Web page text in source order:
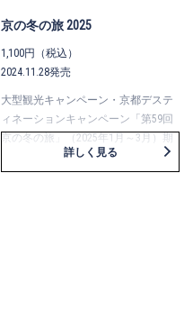
村宗哲さん、陶芸家・諏訪蘇山さん
画として京都出身の俳優・西村和彦
さんのインタビューを掲載。「京の
冬の旅」を事前予約で楽しめるプラ
ンや特別イベント情報にも注目で
す。
京の冬の旅 2025
1,100円（税込）
2024.11.28発売
大型観光キャンペーン・京都デステ
ィネーションキャンペーン「第59回
京の冬の旅」（2025年1月～3月）期
間中の観光情報を盛り込んだ、冬の
京都の旅のガイドブックです。
詳しく見る